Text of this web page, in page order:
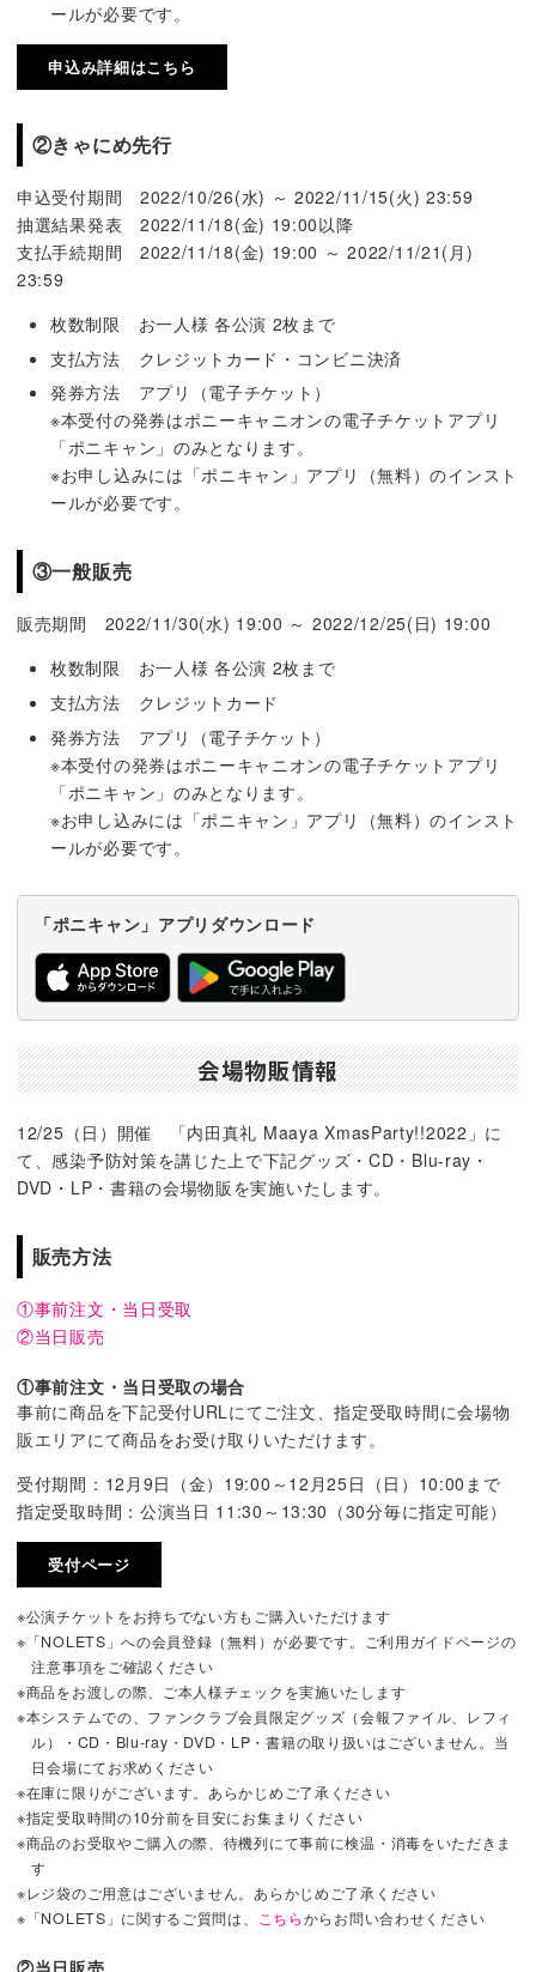
ールが必要です。
申込み詳細はこちら
②きゃにめ先行
申込受付期間 2022/10/26(水) ～ 2022/11/15(火) 23:59
抽選結果発表 2022/11/18(金) 19:00以降
支払手続期間 2022/11/18(金) 19:00 ～ 2022/11/21(月)
23:59
枚数制限 お一人様 各公演 2枚まで
支払方法 クレジットカード・コンビニ決済
発券方法 アプリ（電子チケット）
※本受付の発券はポニーキャニオンの電子チケットアプリ
「ポニキャン」のみとなります。
※お申し込みには「ポニキャン」アプリ（無料）のインスト
ールが必要です。
③一般販売
販売期間 2022/11/30(水) 19:00 ～ 2022/12/25(日) 19:00
枚数制限 お一人様 各公演 2枚まで
支払方法 クレジットカード
発券方法 アプリ（電子チケット）
※本受付の発券はポニーキャニオンの電子チケットアプリ
「ポニキャン」のみとなります。
※お申し込みには「ポニキャン」アプリ（無料）のインスト
ールが必要です。
「ポニキャン」アプリダウンロード
会場物販情報
12/25（日）開催 「内田真礼 Maaya XmasParty!!2022」に
て、感染予防対策を講じた上で下記グッズ・CD・Blu-ray・
DVD・LP・書籍の会場物販を実施いたします。
販売方法
①事前注文・当日受取
②当日販売
①事前注文・当日受取の場合
事前に商品を下記受付URLにてご注文、指定受取時間に会場物
販エリアにて商品をお受け取りいただけます。
受付期間：12月9日（金）19:00～12月25日（日）10:00まで
指定受取時間：公演当日 11:30～13:30（30分毎に指定可能）
受付ページ
※公演チケットをお持ちでない方もご購入いただけます
※「NOLETS」への会員登録（無料）が必要です。ご利用ガイドページの
注意事項をご確認ください
※商品をお渡しの際、ご本人様チェックを実施いたします
※本システムでの、ファンクラブ会員限定グッズ（会報ファイル、レフィ
ル）・CD・Blu-ray・DVD・LP・書籍の取り扱いはございません。当
日会場にてお求めください
※在庫に限りがございます。あらかじめご了承ください
※指定受取時間の10分前を目安にお集まりください
※商品のお受取やご購入の際、待機列にて事前に検温・消毒をいただきま
す
※レジ袋のご用意はございません。あらかじめご了承ください
※「NOLETS」に関するご質問は、 こちらからお問い合わせください
②当日販売